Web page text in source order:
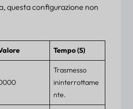
questa configurazione non
Tempo (S)
Trasmesso
ininterrottame
nte.